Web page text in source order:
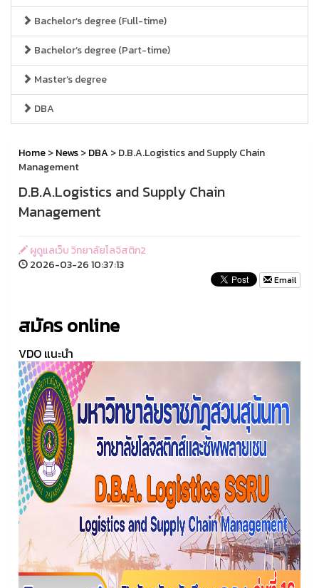
Bachelor’s degree (Full-time)
Bachelor’s degree (Part-time)
Master’s degree
DBA
Home>News>DBA > D.B.A.Logistics and Supply Chain
Management
D.B.A.Logistics and Supply Chain
Management
ผูดูแลเว็บ วิทยาลัยโลจิสติก2
2026-03-26 10:37:13
Email
สมัคร online
VDO แนะนำ